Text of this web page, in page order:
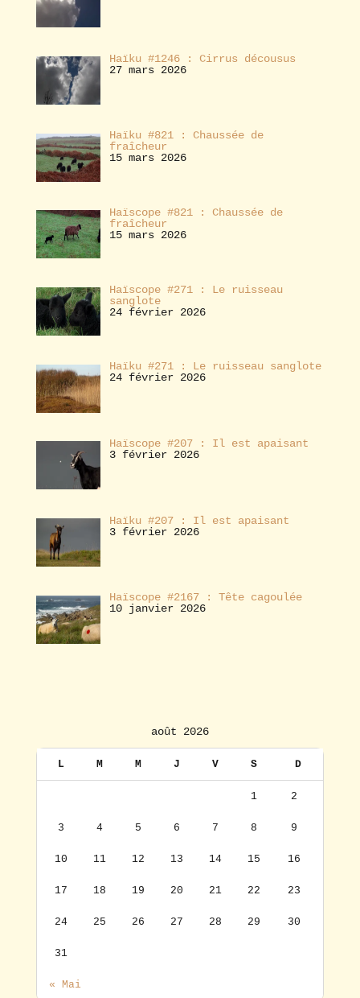
Haïku #1246 : Cirrus décousus
27 mars 2026
Haïku #821 : Chaussée de
fraîcheur
15 mars 2026
Haïscope #821 : Chaussée de
fraîcheur
15 mars 2026
Haïscope #271 : Le ruisseau
sanglote
24 février 2026
Haïku #271 : Le ruisseau sanglote
24 février 2026
Haïscope #207 : Il est apaisant
3 février 2026
Haïku #207 : Il est apaisant
3 février 2026
Haïscope #2167 : Tête cagoulée
10 janvier 2026
août 2026
L M M J V S D
« Mai
1 2
3 4 5 6 7 8 9
10 11 12 13 14 15 16
17 18 19 20 21 22 23
24 25 26 27 28 29 30
31